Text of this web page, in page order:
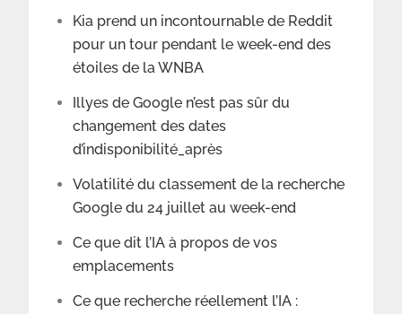
Kia prend un incontournable de Reddit
pour un tour pendant le week-end des
étoiles de la WNBA
Illyes de Google n’est pas sûr du
changement des dates
d’indisponibilité_après
Volatilité du classement de la recherche
Google du 24 juillet au week-end
Ce que dit l’IA à propos de vos
emplacements
Ce que recherche réellement l’IA :